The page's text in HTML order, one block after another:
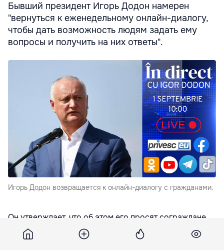
Бывший президент Игорь Додон намерен
"вернуться к еженедельному онлайн-диалогу,
чтобы дать возможность людям задать ему
вопросы и получить на них ответы".
Игорь Додон возвращается к онлайн-диалогу с гражданами.
Он утверждает, что об этом его просят сограждане,
передает
infotag.md